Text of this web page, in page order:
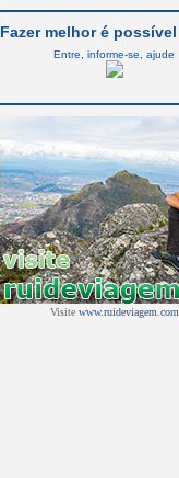
Fazer melhor é possível
Entre, informe-se, ajude
Visite www.ruideviagem.com